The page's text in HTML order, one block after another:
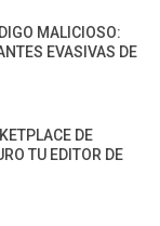
MALICIOSO:
EVASIVAS DE
DE
TU EDITOR DE